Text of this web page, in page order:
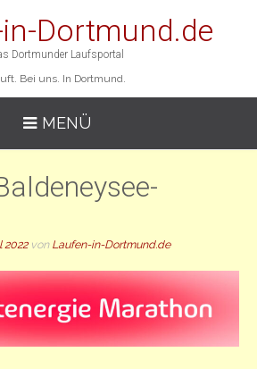
Dortmund.de
Dortmunder Laufsportal
Bei uns. In Dortmund.
MENÜ
2022von Laufen-in-Dortmund.de